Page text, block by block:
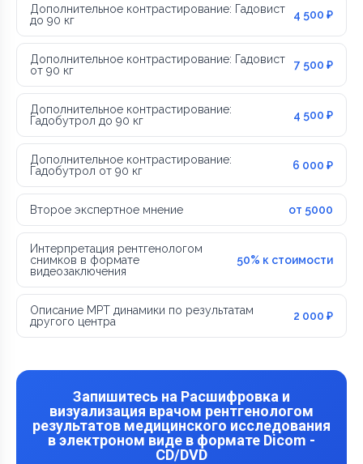
Дополнительное контрастирование: Гадовист
до 90 кг
4 500 ₽
Дополнительное контрастирование: Гадовист
от 90 кг
7 500 ₽
Дополнительное контрастирование:
Гадобутрол до 90 кг
4 500 ₽
Дополнительное контрастирование:
Гадобутрол от 90 кг
6 000 ₽
Второе экспертное мнение от 5000
Интерпретация рентгенологом
снимков в формате
видеозаключения
50% к стоимости
Описание МРТ динамики по результатам
другого центра
2 000 ₽
Запишитесь на Расшифровка и
визуализация врачом рентгенологом
результатов медицинского исследования
в электроном виде в формате Dicom -
CD/DVD